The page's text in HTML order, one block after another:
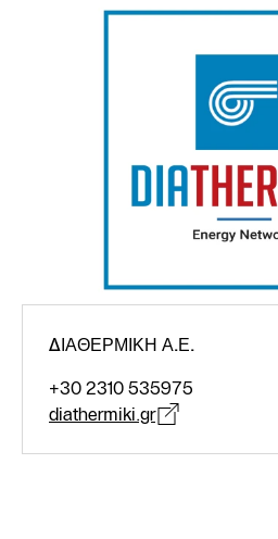
ΔΙΑΘΕΡΜΙΚΗ Α.Ε.
+30 2310 535975
diathermiki.gr